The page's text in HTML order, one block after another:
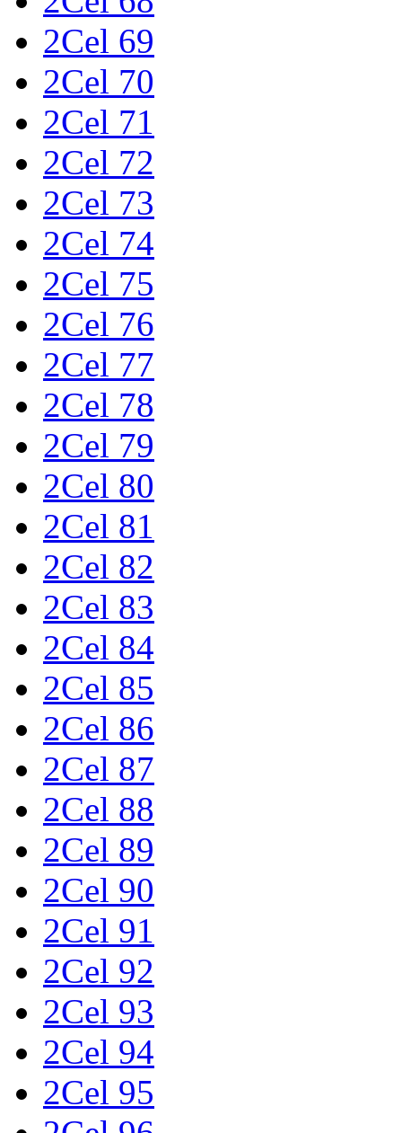
2Cel 69
2Cel 70
2Cel 71
2Cel 72
2Cel 73
2Cel 74
2Cel 75
2Cel 76
2Cel 77
2Cel 78
2Cel 79
2Cel 80
2Cel 81
2Cel 82
2Cel 83
2Cel 84
2Cel 85
2Cel 86
2Cel 87
2Cel 88
2Cel 89
2Cel 90
2Cel 91
2Cel 92
2Cel 93
2Cel 94
2Cel 95